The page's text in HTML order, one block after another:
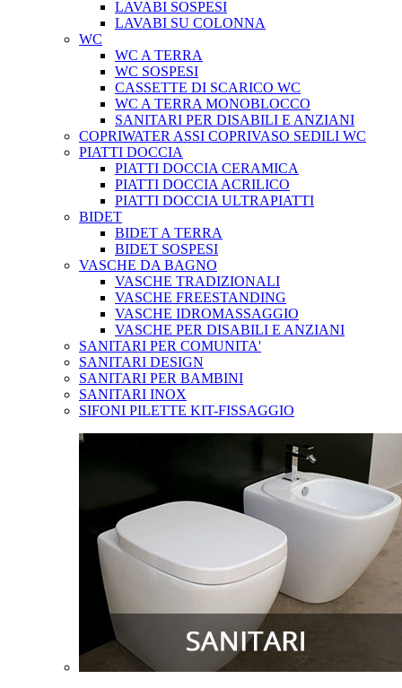
LAVABI SOSPESI
LAVABI SU COLONNA
WC
WC A TERRA
WC SOSPESI
CASSETTE DI SCARICO WC
WC A TERRA MONOBLOCCO
SANITARI PER DISABILI E ANZIANI
COPRIWATER ASSI COPRIVASO SEDILI WC
PIATTI DOCCIA
PIATTI DOCCIA CERAMICA
PIATTI DOCCIA ACRILICO
PIATTI DOCCIA ULTRAPIATTI
BIDET
BIDET A TERRA
BIDET SOSPESI
VASCHE DA BAGNO
VASCHE TRADIZIONALI
VASCHE FREESTANDING
VASCHE IDROMASSAGGIO
VASCHE PER DISABILI E ANZIANI
SANITARI PER COMUNITA'
SANITARI DESIGN
SANITARI PER BAMBINI
SANITARI INOX
SIFONI PILETTE KIT-FISSAGGIO